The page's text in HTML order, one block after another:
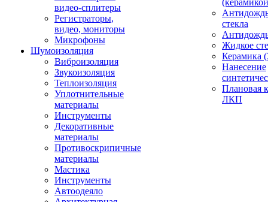
видео-сплитеры
Регистраторы,
видео, мониторы
Микрофоны
Шумоизоляция
Виброизоляция
Звукоизоляция
Теплоизоляция
Уплотнительные
материалы
Инструменты
Декоративные
материалы
Противоскрипичные
материалы
Мастика
Инструменты
Автоодеяло
стекла
Жидкое
Керамика
Нанесение
Плановая
ЛКП